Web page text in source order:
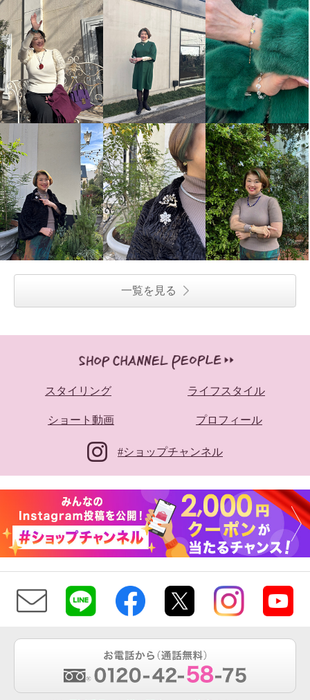
一覧を見る
スタイリング ライフスタイル
ショート動画 プロフィール
#ショップチャンネル